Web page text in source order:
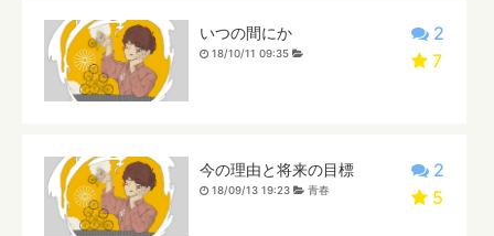
2
7
いつの間にか
18/10/11 09:35
2
5
今の理由と将来の目標
18/09/13 19:23 青春